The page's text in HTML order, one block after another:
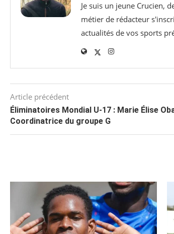
Je suis un jeune Crucien,
métier de rédacteur
actualités de vos sports
Article précédent
Éliminatoires Mondial U-17 : Marie Élise
Coordinatrice du groupe G